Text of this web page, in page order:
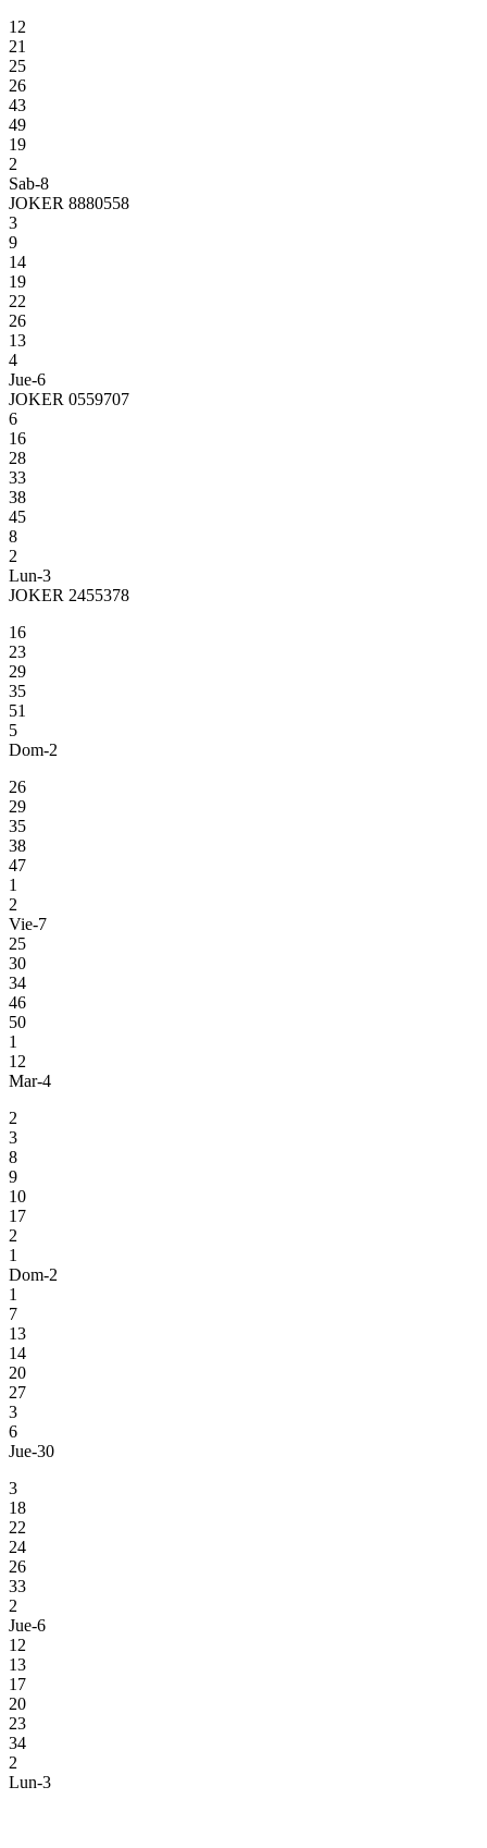
12
21
25
26
43
49
19
2
Sab-8
JOKER 8880558
3
9
14
19
22
26
13
4
Jue-6
JOKER 0559707
6
16
28
33
38
45
8
2
Lun-3
JOKER 2455378
16
23
29
35
51
5
Dom-2
26
29
35
38
47
1
2
Vie-7
25
30
34
46
50
1
12
Mar-4
2
3
8
9
10
17
2
1
Dom-2
1
7
13
14
20
27
3
6
Jue-30
3
18
22
24
26
33
2
Jue-6
12
13
17
20
23
34
2
Lun-3